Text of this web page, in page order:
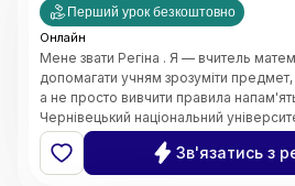
допомагаю покращити знання,
підготуватися до контрольних робіт та
оцінювання.
Перший урок безкоштовно
Онлайн
Мене звати Регіна . Я — вчитель
допомагати учням зрозуміти предмет,
а не просто вивчити правила
Чернівецький національний
та 2020 Університет менеджменту
рівень магістра за спеціальністю
Маю досвід викладання вже 10 років
Зв'язатись з